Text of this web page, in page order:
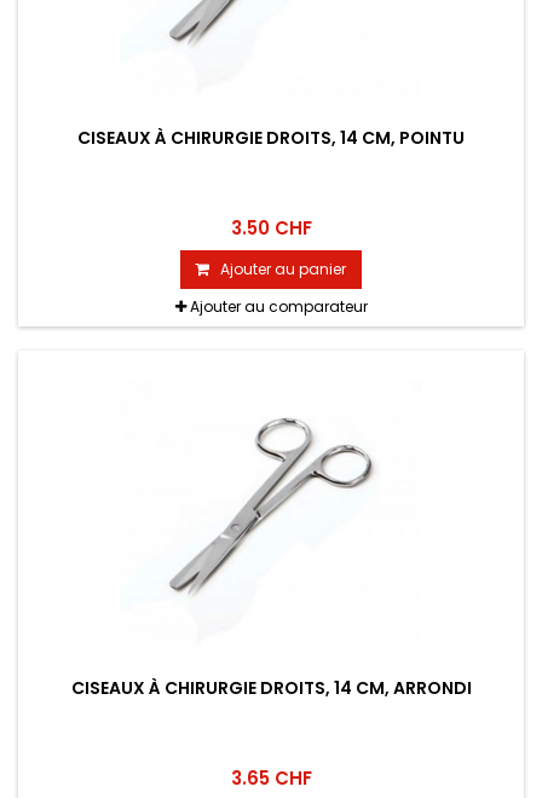
CISEAUX À CHIRURGIE DROITS, 14 CM, POINTU
3.50 CHF
Ajouter au panier
Ajouter au comparateur
CISEAUX À CHIRURGIE DROITS, 14 CM, ARRONDI
3.65 CHF